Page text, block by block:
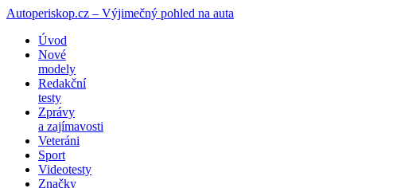
Autoperiskop.cz – Výjimečný pohled na auta
Přejít
obsahu
webu
Úvod
Nové
modely
Redakční
testy
Zprávy
a zajímavosti
Veteráni
Sport
Videotesty
Značky